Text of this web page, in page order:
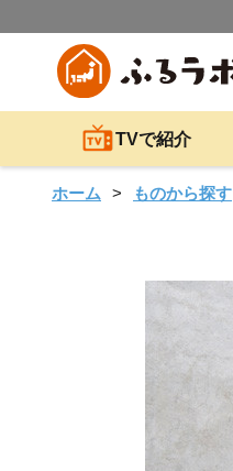
TVで紹介
ホーム ものから探す